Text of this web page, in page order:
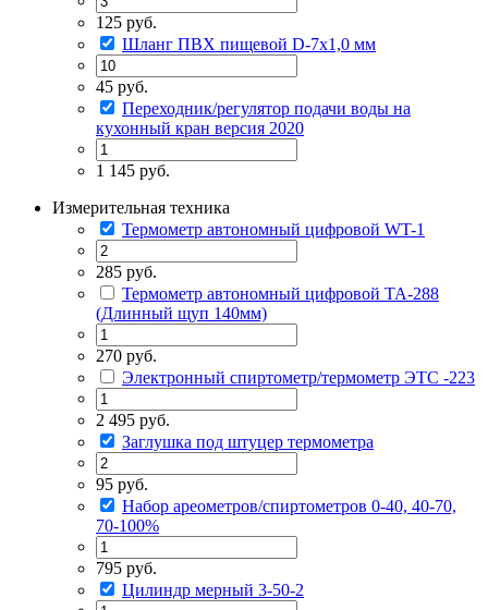
125 руб.
Шланг ПВХ пищевой D-7х1,0 мм
45 руб.
Переходник/регулятор подачи воды на
кухонный кран версия 2020
1 145 руб.
Измерительная техника
Термометр автономный цифровой WT-1
285 руб.
Термометр автономный цифровой TA-288
(Длинный щуп 140мм)
270 руб.
Электронный спиртометр/термометр ЭТС -223
2 495 руб.
Заглушка под штуцер термометра
95 руб.
Набор ареометров/спиртометров 0-40, 40-70,
70-100%
795 руб.
Цилиндр мерный 3-50-2